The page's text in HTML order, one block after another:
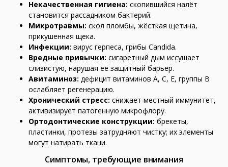
Некачественная гигиена: скопившийся налёт
становится рассадником бактерий.
Микротравмы: скол пломбы, жёсткая щетина,
прикушенная щека.
Инфекции: вирус герпеса, грибы Candida.
Вредные привычки: сигаретный дым иссушает
слизистую, нарушая её защитный барьер.
Авитаминоз: дефицит витаминов A, C, E, группы B
ослабляет регенерацию.
Хронический стресс: снижает местный иммунитет,
активизирует патогенную микрофлору.
Ортодонтические конструкции: брекеты,
пластинки, протезы затрудняют чистку; их элементы
могут натирать ткани.
Симптомы, требующие внимания